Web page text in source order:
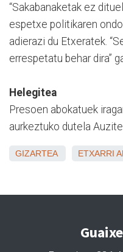
“Sakabanaketak ez
espetxe politikaren
adierazi du Etxeratek.
errespetatu behar dira”
Helegitea
Presoen abokatuek
aurkeztuko dutela
GIZARTEA ETXARRI